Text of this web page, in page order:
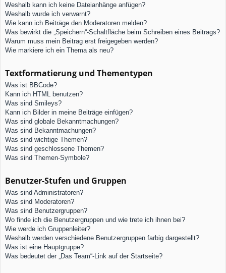
Weshalb kann ich keine Dateianhänge anfügen?
Weshalb wurde ich verwarnt?
Wie kann ich Beiträge den Moderatoren melden?
Was bewirkt die „Speichern“-Schaltfläche beim Schreiben eines Beitrags?
Warum muss mein Beitrag erst freigegeben werden?
Wie markiere ich ein Thema als neu?
Textformatierung und Thementypen
Was ist BBCode?
Kann ich HTML benutzen?
Was sind Smileys?
Kann ich Bilder in meine Beiträge einfügen?
Was sind globale Bekanntmachungen?
Was sind Bekanntmachungen?
Was sind wichtige Themen?
Was sind geschlossene Themen?
Was sind Themen-Symbole?
Benutzer-Stufen und Gruppen
Was sind Administratoren?
Was sind Moderatoren?
Was sind Benutzergruppen?
Wo finde ich die Benutzergruppen und wie trete ich ihnen bei?
Wie werde ich Gruppenleiter?
Weshalb werden verschiedene Benutzergruppen farbig dargestellt?
Was ist eine Hauptgruppe?
Was bedeutet der „Das Team“-Link auf der Startseite?